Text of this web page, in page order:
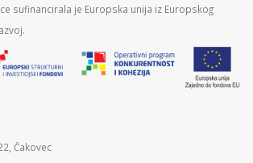
sufinancirala je Europska unija iz Europskog
Čakovec